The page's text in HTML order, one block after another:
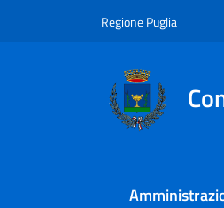
Regione Puglia